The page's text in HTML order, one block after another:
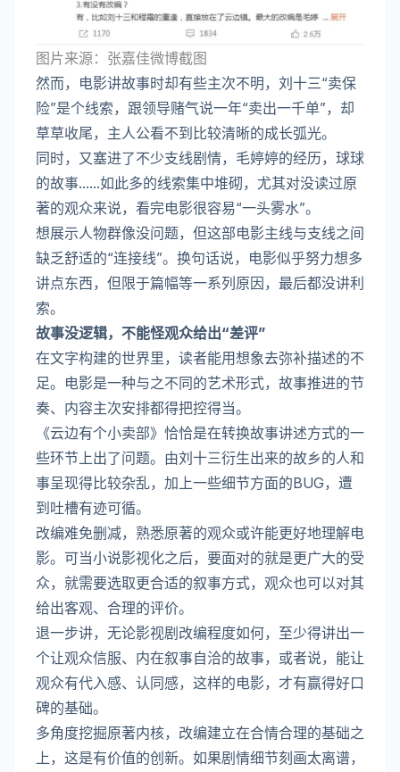
图片来源：张嘉佳微博截图
然而，电影讲故事时却有些主次不明，刘十三“卖保
险”是个线索，跟领导赌气说一年“卖出一千单”，却
草草收尾，主人公看不到比较清晰的成长弧光。
同时，又塞进了不少支线剧情，毛婷婷的经历，球球
的故事……如此多的线索集中堆砌，尤其对没读过原
著的观众来说，看完电影很容易“一头雾水”。
想展示人物群像没问题，但这部电影主线与支线之间
缺乏舒适的“连接线”。换句话说，电影似乎努力想多
讲点东西，但限于篇幅等一系列原因，最后都没讲利
索。
故事没逻辑，不能怪观众给出“差评”
在文字构建的世界里，读者能用想象去弥补描述的不
足。电影是一种与之不同的艺术形式，故事推进的节
奏、内容主次安排都得把控得当。
《云边有个小卖部》恰恰是在转换故事讲述方式的一
些环节上出了问题。由刘十三衍生出来的故乡的人和
事呈现得比较杂乱，加上一些细节方面的BUG，遭
到吐槽有迹可循。
改编难免删减，熟悉原著的观众或许能更好地理解电
影。可当小说影视化之后，要面对的就是更广大的受
众，就需要选取更合适的叙事方式，观众也可以对其
给出客观、合理的评价。
退一步讲，无论影视剧改编程度如何，至少得讲出一
个让观众信服、内在叙事自洽的故事，或者说，能让
观众有代入感、认同感，这样的电影，才有赢得好口
碑的基础。
多角度挖掘原著内核，改编建立在合情合理的基础之
上，这是有价值的创新。如果剧情细节刻画太离谱，